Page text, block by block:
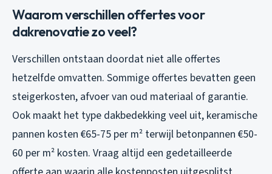
Waarom verschillen offertes voor
dakrenovatie zo veel?
Verschillen ontstaan doordat niet alle offertes
hetzelfde omvatten. Sommige offertes bevatten geen
steigerkosten, afvoer van oud materiaal of garantie.
Ook maakt het type dakbedekking veel uit, keramische
pannen kosten €65-75 per m² terwijl betonpannen €50-
60 per m² kosten. Vraag altijd een gedetailleerde